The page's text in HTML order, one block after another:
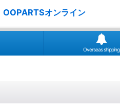
OOPARTSオンライン
Overseas shipping